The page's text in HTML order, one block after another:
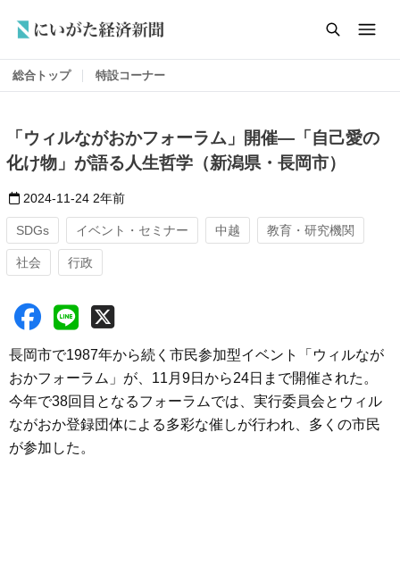
総合トップ 特設コーナー
「ウィルながおかフォーラム」開催―「自己愛の
化け物」が語る人生哲学（新潟県・長岡市）
2024-11-24 2年前
SDGs イベント・セミナー 中越 教育・研究機関
社会 行政
長岡市で1987年から続く市民参加型イベント「ウィルなが
おかフォーラム」が、11月9日から24日まで開催された。
今年で38回目となるフォーラムでは、実行委員会とウィル
ながおか登録団体による多彩な催しが行われ、多くの市民
が参加した。